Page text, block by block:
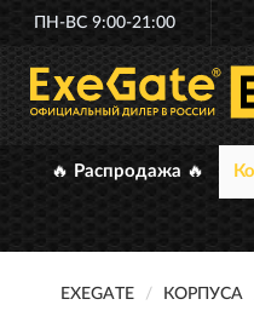
ПН-ВС 9:00-21:00
🔥 Распродажа 🔥
EXEGATE КОРПУСА